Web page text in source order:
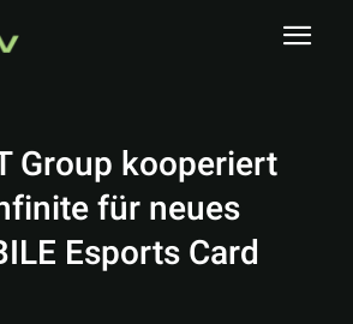
Group kooperiert
für neues
Esports Card